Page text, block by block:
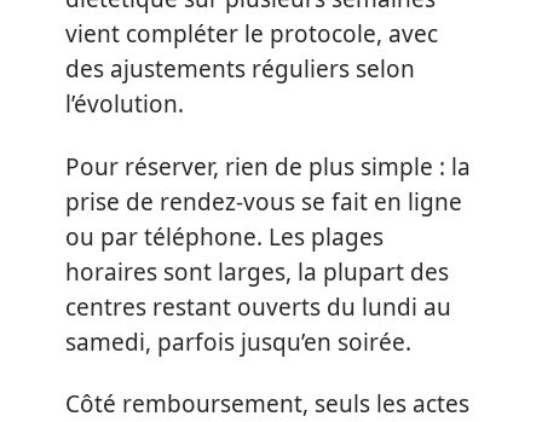
vient compléter le protocole, avec
des ajustements réguliers selon
l’évolution.
Pour réserver, rien de plus simple : la
prise de rendez-vous se fait en ligne
ou par téléphone. Les plages
horaires sont larges, la plupart des
centres restant ouverts du lundi au
samedi, parfois jusqu’en soirée.
Côté remboursement, seuls les actes